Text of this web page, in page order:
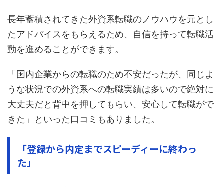
長年蓄積されてきた外資系転職のノウハウを元とし
たアドバイスをもらえるため、自信を持って転職活
動を進めることができます。
「国内企業からの転職のため不安だったが、同じよ
うな状況での外資系への転職実績は多いので絶対に
大丈夫だと背中を押してもらい、安心して転職がで
きた」といった口コミもありました。
「登録から内定までスピーディーに終わっ
た」